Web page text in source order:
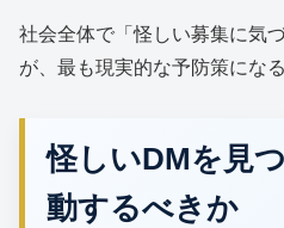
社会全体で「怪しい募集に気
が、最も現実的な予防策にな
怪しいDMを見
動するべきか